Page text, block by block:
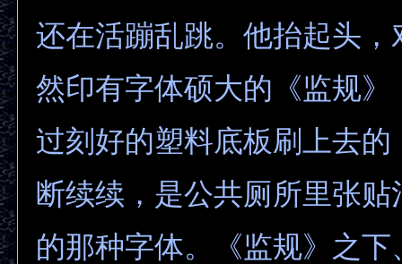
还在活蹦乱跳。他抬起头，
然印有字体硕大的《监规》
过刻好的塑料底板刷上去的
断续续，是公共厕所里张贴
的那种字体。《监规》之下